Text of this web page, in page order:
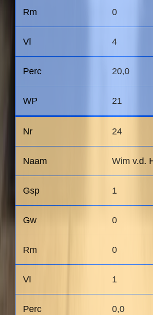
0
4
20,0
21
24
Wim v.d.
1
0
0
1
0,0